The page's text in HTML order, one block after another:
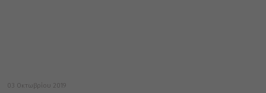
03 Οκτωβρίου 2019